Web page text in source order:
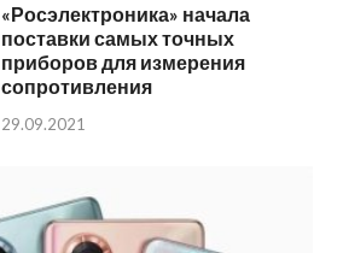
«Росэлектроника» начала
поставки самых точных
приборов для измерения
сопротивления
29.09.2021